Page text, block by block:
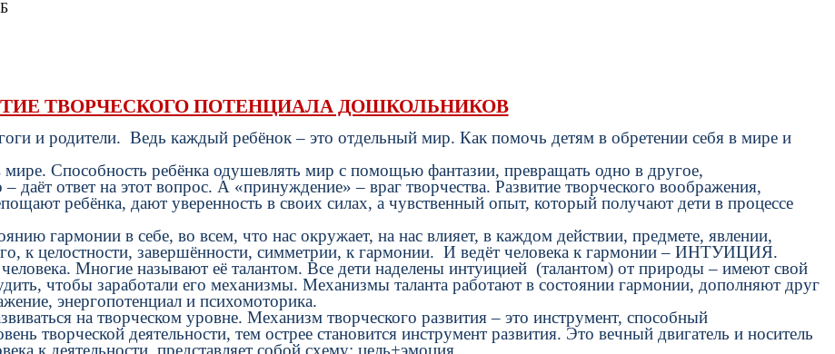
ТВОРЧЕСКОГО ПОТЕНЦИАЛА ДОШКОЛЬНИКОВ
и родители. Ведь каждый ребёнок – это отдельный мир. Как помочь детям в обретении себя в мире и
Способность ребёнка одушевлять мир с помощью фантазии, превращать одно в другое,
даёт ответ на этот вопрос. А «принуждение» – враг творчества. Развитие творческого воображения,
ребёнка, дают уверенность в своих силах, а чувственный опыт, который получают дети в процессе
гармонии в себе, во всем, что нас окружает, на нас влияет, в каждом действии, предмете, явлении,
к целостности, завершённости, симметрии, к гармонии. И ведёт человека к гармонии – ИНТУИЦИЯ.
Многие называют её талантом. Все дети наделены интуицией (талантом) от природы – имеют свой
чтобы заработали его механизмы. Механизмы таланта работают в состоянии гармонии, дополняют друг
энергопотенциал и психомоторика.
на творческом уровне. Механизм творческого развития – это инструмент, способный
творческой деятельности, тем острее становится инструмент развития. Это вечный двигатель и носитель
к деятельности, представляет собой схему: цель+эмоция.